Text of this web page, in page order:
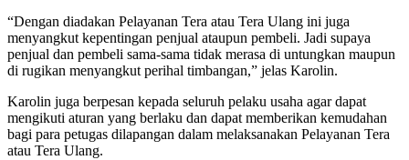
“Dengan diadakan Pelayanan Tera atau Tera Ulang ini juga
menyangkut kepentingan penjual ataupun pembeli. Jadi supaya
penjual dan pembeli sama-sama tidak merasa di untungkan maupun
di rugikan menyangkut perihal timbangan,” jelas Karolin.
Karolin juga berpesan kepada seluruh pelaku usaha agar dapat
mengikuti aturan yang berlaku dan dapat memberikan kemudahan
bagi para petugas dilapangan dalam melaksanakan Pelayanan Tera
atau Tera Ulang.